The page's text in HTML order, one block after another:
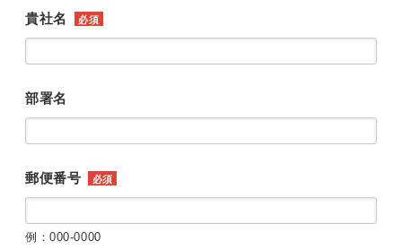
貴社名 必須
部署名
郵便番号 必須
例：000-0000